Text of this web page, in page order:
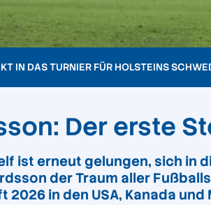
IN DAS TURNIER FÜR HOLSTEINS
Der erste
ist erneut gelungen, sich in
der Traum aller
in den USA, Kanada